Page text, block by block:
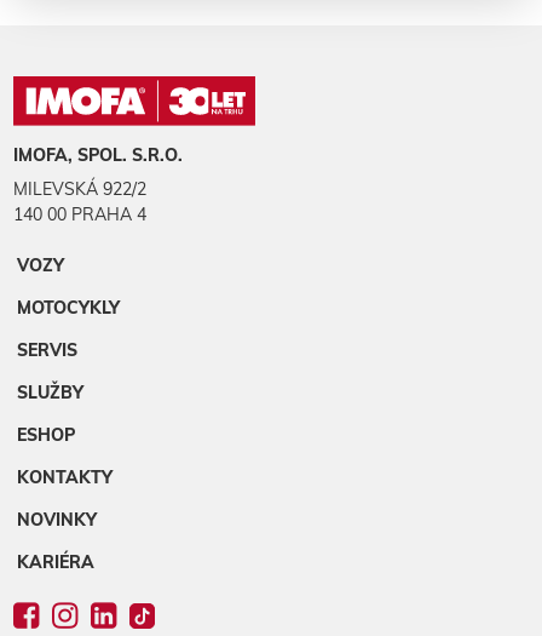
IMOFA, SPOL. S.R.O.
MILEVSKÁ 922/2
140 00 PRAHA 4
VOZY
MOTOCYKLY
SERVIS
SLUŽBY
ESHOP
KONTAKTY
NOVINKY
KARIÉRA